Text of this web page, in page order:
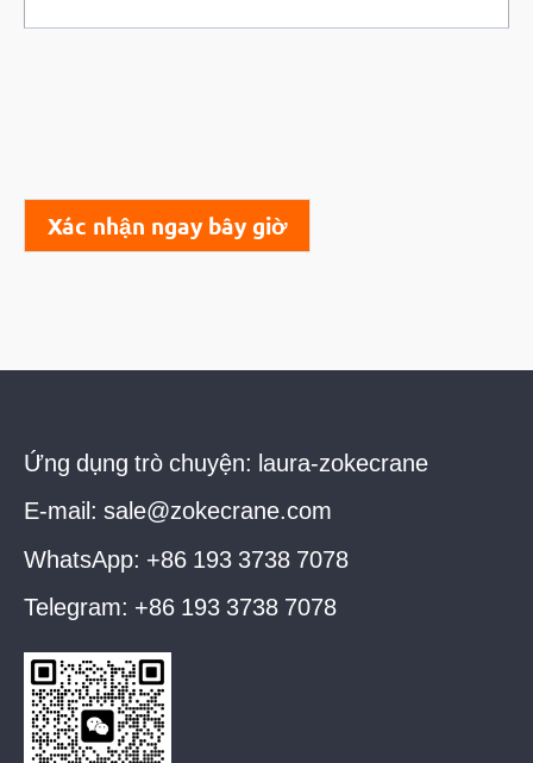
Xác nhận ngay bây giờ
Ứng dụng trò chuyện: laura-zokecrane
E-mail: sale@zokecrane.com
WhatsApp: +86 193 3738 7078
Telegram: +86 193 3738 7078